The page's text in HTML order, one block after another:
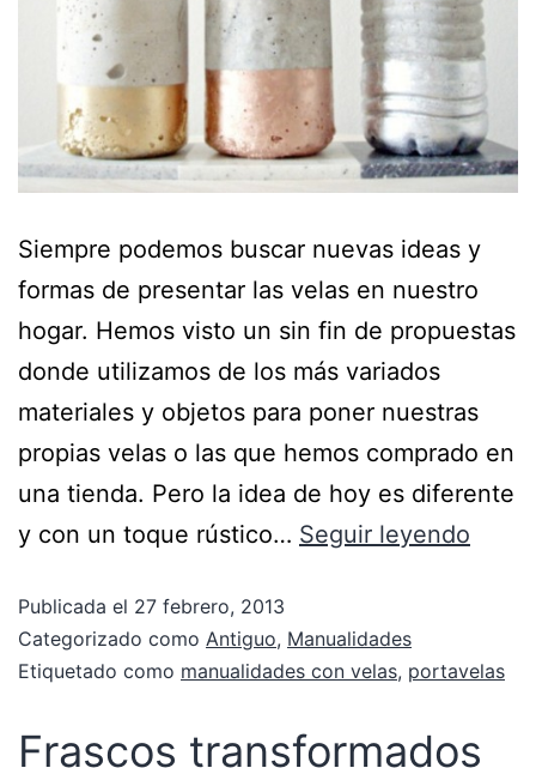
Siempre podemos buscar nuevas ideas y
formas de presentar las velas en nuestro
hogar. Hemos visto un sin fin de propuestas
donde utilizamos de los más variados
materiales y objetos para poner nuestras
propias velas o las que hemos comprado en
una tienda. Pero la idea de hoy es diferente
y con un toque rústico… Seguir leyendo
Publicada el 27 febrero, 2013
Categorizado como Antiguo, Manualidades
Etiquetado como manualidades con velas, portavelas
Frascos transformados